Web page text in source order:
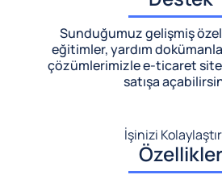
Sunduğumuz gelişmiş
eğitimler, yardım
çözümlerimizlee-ticaret
satışa
İşinizi
Özellikler